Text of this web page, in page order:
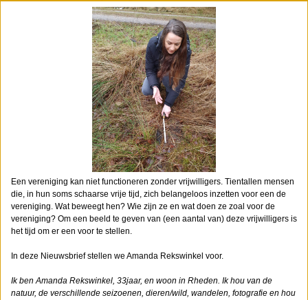
Een vereniging kan niet functioneren zonder vrijwilligers. Tientallen mensen
die, in hun soms schaarse vrije tijd, zich belangeloos inzetten voor een de
vereniging. Wat beweegt hen? Wie zijn ze en wat doen ze zoal voor de
vereniging? Om een beeld te geven van (een aantal van) deze vrijwilligers is
het tijd om er een voor te stellen.
In deze Nieuwsbrief stellen we Amanda Rekswinkel voor.
Ik ben Amanda Rekswinkel, 33jaar, en woon in Rheden. Ik hou van de
natuur, de verschillende seizoenen, dieren/wild, wandelen, fotografie en hou